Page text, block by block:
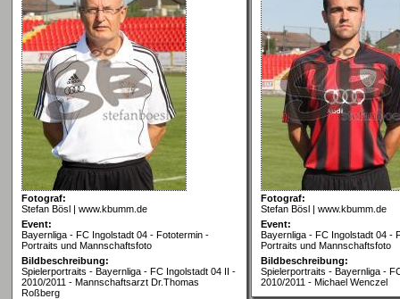
Fotograf:
Stefan Bösl | www.kbumm.de
Event:
Bayernliga - FC Ingolstadt 04 - Fototermin -
Portraits und Mannschaftsfoto
Bildbeschreibung:
Spielerportraits - Bayernliga - FC Ingolstadt 04 II -
2010/2011 - Mannschaftsarzt Dr.Thomas
Roßberg
Fotograf:
Stefan Bösl | www.kbumm.de
Event:
Bayernliga - FC Ingolstadt 04 -
Portraits und Mannschaftsfoto
Bildbeschreibung:
Spielerportraits - Bayernliga -
2010/2011 - Michael Wenczel